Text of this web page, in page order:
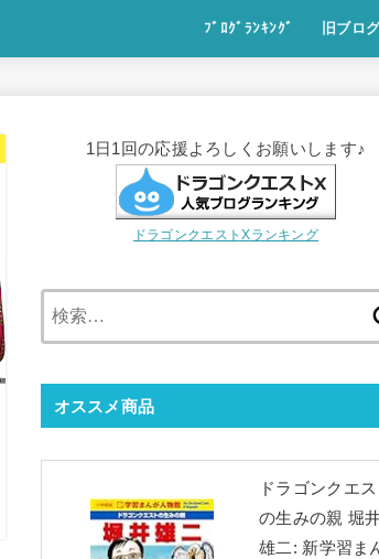
ﾌﾞﾛｸﾞﾗﾝｷﾝｸﾞ 旧ブロ
1日1回の応援よろしくお願いします♪
ドラゴンクエストXランキング
オススメ商品
ドラゴンクエス
の生みの親 堀
雄二: 新学習ま